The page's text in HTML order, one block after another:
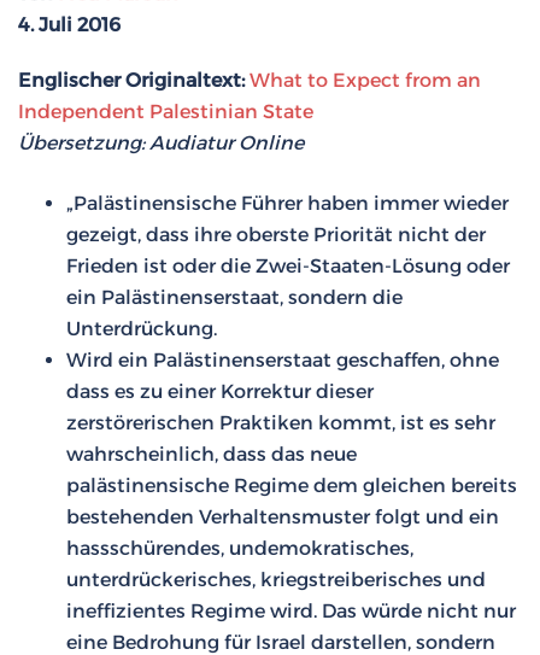
4. Juli 2016
Englischer Originaltext:What to Expect from an
Independent Palestinian State
Übersetzung: Audiatur Online
„Palästinensische Führer haben immer wieder
gezeigt, dass ihre oberste Priorität nicht der
Frieden ist oder die Zwei-Staaten-Lösung oder
ein Palästinenserstaat, sondern die
Unterdrückung.
Wird ein Palästinenserstaat geschaffen, ohne
dass es zu einer Korrektur dieser
zerstörerischen Praktiken kommt, ist es sehr
wahrscheinlich, dass das neue
palästinensische Regime dem gleichen bereits
bestehenden Verhaltensmuster folgt und ein
hassschürendes, undemokratisches,
unterdrückerisches, kriegstreiberisches und
ineffizientes Regime wird. Das würde nicht nur
eine Bedrohung für Israel darstellen, sondern